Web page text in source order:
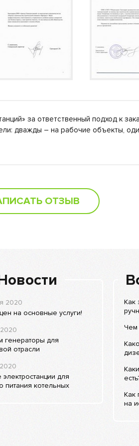
за ответственный подход к
дважды – на рабочие объекты,
ОТЗЫВ
2020
на основные услуги!
генераторы для
отрасли
для
питания котельных
Как
Чем
Как
на